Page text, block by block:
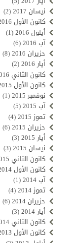
نيسان 2017
(2)
كانون الأول 2016
أيلول 2016
(1)
آب 2016
(6)
حزيران 2016
(8)
أيار 2016
(2)
كانون الثاني 2016
كانون الأول 2015
نوفمبر 2015
(1)
آب 2015
(5)
تموز 2015
(4)
حزيران 2015
(6)
أيار 2015
(3)
نيسان 2015
(3)
كانون الثاني 2015
كانون الأول 2014
آب 2014
(1)
تموز 2014
(4)
حزيران 2014
(6)
أيار 2014
(3)
كانون الثاني 2014
كانون الأول 2013